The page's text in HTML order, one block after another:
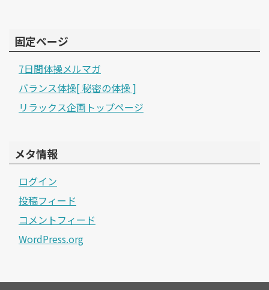
固定ページ
7日間体操メルマガ
バランス体操[ 秘密の体操 ]
リラックス企画トップページ
メタ情報
ログイン
投稿フィード
コメントフィード
WordPress.org